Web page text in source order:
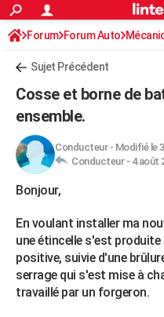
ACTUALITÉS
Politique
Société
Faits Divers
Education
Monde
Villes
+
Programme TV
Sorties cinéma
FINANCE
Retraite
Impôts
Epargne
Immobilier
Risques naturels par ville
Banque
Assurance
Crédit
AUTO
Essais
Réserver un essai
Citadines
Berlines
SUV
Forum auto
HIGH-TECH
Forum
Aménagement intérieur
Extérieur
Cuisine
Salle de bains
Jardinage
Rangement
WEEK-END
Guides de France
Escapades
Patrimoine
Expositions
Musées
Week-end nature
+LIFESTYLE
Art de vivre
Modes de vie
Forum Forum Auto
Sujet Précédent
Cosse et borne de
ensemble.
Conducteur- Modifié le
Conducteur - 4 août
Bonjour,
En voulant installer ma
une étincelle s'est
positive, suivie d'une
serrage qui s'est mise à
travaillé par un forgeron.